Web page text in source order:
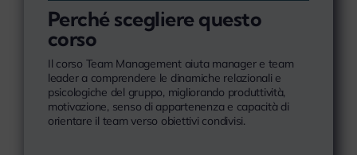
Perché scegliere questo
corso
Il corso Team Management aiuta manager e team
leader a comprendere le dinamiche relazionali e
psicologiche del gruppo, migliorando produttività,
motivazione, senso di appartenenza e capacità di
orientare il team verso obiettivi condivisi.